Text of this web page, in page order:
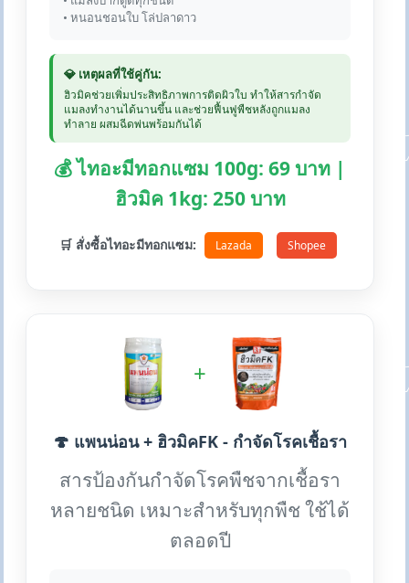
• หนอนชอนใบ โล่ปลาดาว
💎 เหตุผลที่ใช้คู่กัน:
ฮิวมิคช่วยเพิ่มประสิทธิภาพการติดผิวใบ ทำให้สารกำจัด
แมลงทำงานได้นานขึ้น และช่วยฟื้นฟูพืชหลังถูกแมลง
ทำลาย ผสมฉีดพ่นพร้อมกันได้
💰 ไทอะมีทอกแซม 100g: 69 บาท |
ฮิวมิค 1kg: 250 บาท
🛒 สั่งซื้อไทอะมีทอกแซม: Lazada Shopee
+
🍄 แพนน่อน + ฮิวมิคFK - กำจัดโรคเชื้อรา
สารป้องกันกำจัดโรคพืชจากเชื้อรา
หลายชนิด เหมาะสำหรับทุกพืช ใช้ได้
ตลอดปี